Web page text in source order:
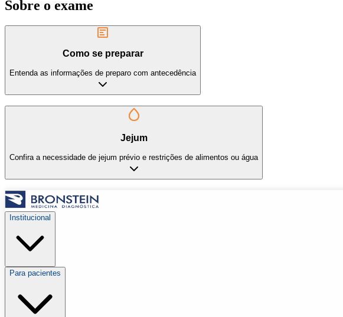
Sobre o exame
Como se preparar
Entenda as informações de preparo com antecedência
Jejum
Confira a necessidade de jejum prévio e restrições de alimentos ou água
Institucional
Para pacientes